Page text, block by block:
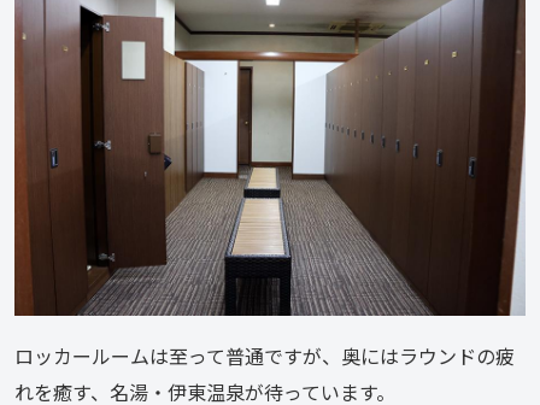
ロッカールームは至って普通ですが、奥にはラウンドの疲
れを癒す、名湯・伊東温泉が待っています。